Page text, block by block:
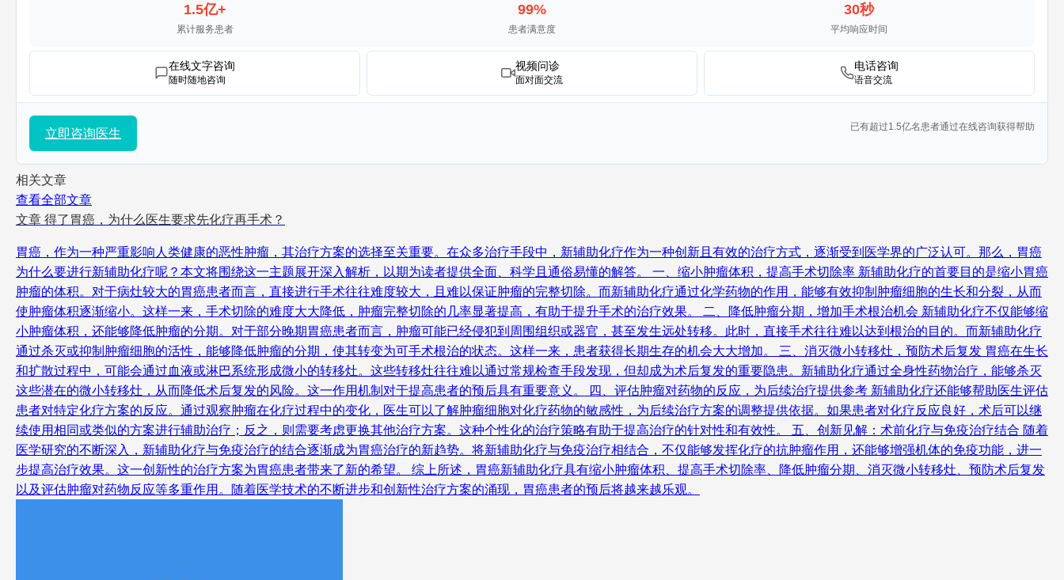
1.5亿+
累计服务患者
99%
患者满意度
30秒
平均响应时间
在线文字咨询
随时随地咨询
视频问诊
面对面交流
电话咨询
语音交流
立即咨询医生 已有超过1.5亿名患者通过在线咨询获得帮助
相关文章
查看全部文章
文章 得了胃癌，为什么医生要求先化疗再手术？
胃癌，作为一种严重影响人类健康的恶性肿瘤，其治疗方案的选择至关重要。在众多治疗手段中，新辅助化疗作为一种创新且有效的治疗方式，逐渐受到医学界的广泛认可。那么，胃癌
为什么要进行新辅助化疗呢？本文将围绕这一主题展开深入解析，以期为读者提供全面、科学且通俗易懂的解答。 一、缩小肿瘤体积，提高手术切除率 新辅助化疗的首要目的是缩小胃癌
肿瘤的体积。对于病灶较大的胃癌患者而言，直接进行手术往往难度较大，且难以保证肿瘤的完整切除。而新辅助化疗通过化学药物的作用，能够有效抑制肿瘤细胞的生长和分裂，从而
使肿瘤体积逐渐缩小。这样一来，手术切除的难度大大降低，肿瘤完整切除的几率显著提高，有助于提升手术的治疗效果。 二、降低肿瘤分期，增加手术根治机会 新辅助化疗不仅能够缩
小肿瘤体积，还能够降低肿瘤的分期。对于部分晚期胃癌患者而言，肿瘤可能已经侵犯到周围组织或器官，甚至发生远处转移。此时，直接手术往往难以达到根治的目的。而新辅助化疗
通过杀灭或抑制肿瘤细胞的活性，能够降低肿瘤的分期，使其转变为可手术根治的状态。这样一来，患者获得长期生存的机会大大增加。 三、消灭微小转移灶，预防术后复发 胃癌在生长
和扩散过程中，可能会通过血液或淋巴系统形成微小的转移灶。这些转移灶往往难以通过常规检查手段发现，但却成为术后复发的重要隐患。新辅助化疗通过全身性药物治疗，能够杀灭
这些潜在的微小转移灶，从而降低术后复发的风险。这一作用机制对于提高患者的预后具有重要意义。 四、评估肿瘤对药物的反应，为后续治疗提供参考 新辅助化疗还能够帮助医生评估
患者对特定化疗方案的反应。通过观察肿瘤在化疗过程中的变化，医生可以了解肿瘤细胞对化疗药物的敏感性，为后续治疗方案的调整提供依据。如果患者对化疗反应良好，术后可以继
续使用相同或类似的方案进行辅助治疗；反之，则需要考虑更换其他治疗方案。这种个性化的治疗策略有助于提高治疗的针对性和有效性。 五、创新见解：术前化疗与免疫治疗结合 随着
医学研究的不断深入，新辅助化疗与免疫治疗的结合逐渐成为胃癌治疗的新趋势。将新辅助化疗与免疫治疗相结合，不仅能够发挥化疗的抗肿瘤作用，还能够增强机体的免疫功能，进一
步提高治疗效果。这一创新性的治疗方案为胃癌患者带来了新的希望。 综上所述，胃癌新辅助化疗具有缩小肿瘤体积、提高手术切除率、降低肿瘤分期、消灭微小转移灶、预防术后复发
以及评估肿瘤对药物反应等多重作用。随着医学技术的不断进步和创新性治疗方案的涌现，胃癌患者的预后将越来越乐观。